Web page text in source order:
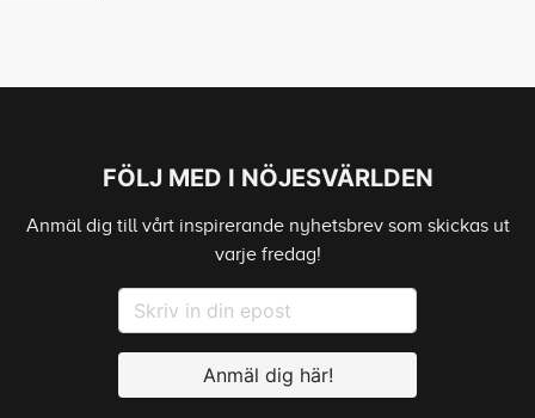
FÖLJ MED I NÖJESVÄRLDEN
Anmäl dig till vårt inspirerande nyhetsbrev som skickas ut
varje fredag!
Anmäl dig här!